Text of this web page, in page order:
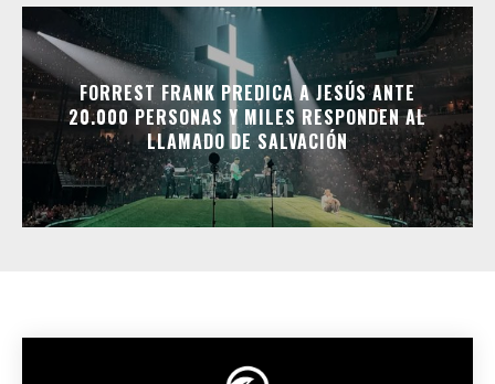
FORREST FRANK PREDICA A JESÚS ANTE
20.000 PERSONAS Y MILES RESPONDEN AL
LLAMADO DE SALVACIÓN